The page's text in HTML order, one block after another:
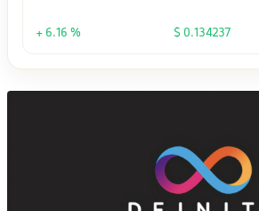
0.134237 $
+ 6.16 %